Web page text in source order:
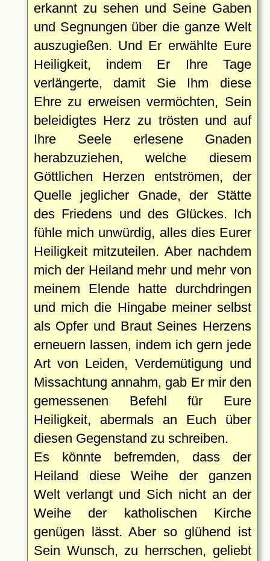
erkannt zu sehen und Seine Gaben
und Segnungen über die ganze Welt
auszugießen. Und Er erwählte Eure
Heiligkeit, indem Er Ihre Tage
verlängerte, damit Sie Ihm diese
Ehre zu erweisen vermöchten, Sein
beleidigtes Herz zu trösten und auf
Ihre Seele erlesene Gnaden
herabzuziehen, welche diesem
Göttlichen Herzen entströmen, der
Quelle jeglicher Gnade, der Stätte
des Friedens und des Glückes. Ich
fühle mich unwürdig, alles dies Eurer
Heiligkeit mitzuteilen. Aber nachdem
mich der Heiland mehr und mehr von
meinem Elende hatte durchdringen
und mich die Hingabe meiner selbst
als Opfer und Braut Seines Herzens
erneuern lassen, indem ich gern jede
Art von Leiden, Verdemütigung und
Missachtung annahm, gab Er mir den
gemessenen Befehl für Eure
Heiligkeit, abermals an Euch über
diesen Gegenstand zu schreiben.
Es könnte befremden, dass der
Heiland diese Weihe der ganzen
Welt verlangt und Sich nicht an der
Weihe der katholischen Kirche
genügen lässt. Aber so glühend ist
Sein Wunsch, zu herrschen, geliebt